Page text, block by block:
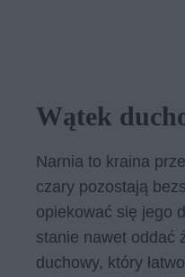
Wątek
Narnia to kraina
czary pozostają
opiekować się jego
stanie nawet oddać
duchowy, który